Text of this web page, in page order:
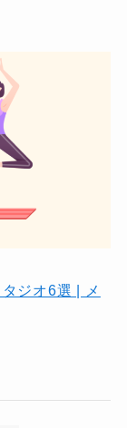
ジオ6選 | メ